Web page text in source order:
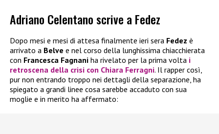
Adriano Celentano scrive a Fedez
Dopo mesi e mesi di attesa finalmente ieri sera Fedez è
arrivato a Belve e nel corso della lunghissima chiacchierata
con Francesca Fagnani ha rivelato per la prima volta i
retroscena della crisi con Chiara Ferragni. Il rapper così,
pur non entrando troppo nei dettagli della separazione, ha
spiegato a grandi linee cosa sarebbe accaduto con sua
moglie e in merito ha affermato: